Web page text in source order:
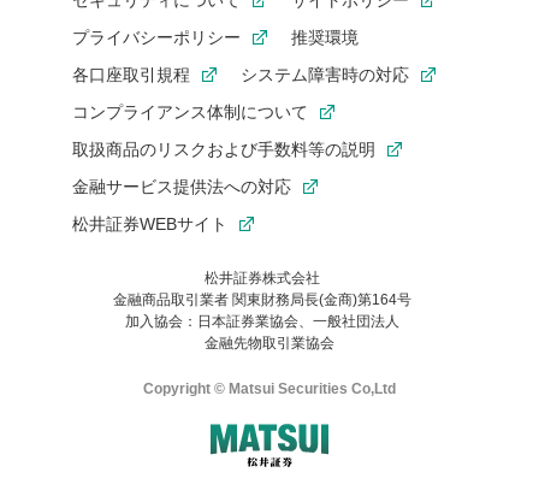
プライバシーポリシー
推奨環境
各口座取引規程
システム障害時の対応
コンプライアンス体制について
取扱商品のリスクおよび手数料等の説明
金融サービス提供法への対応
松井証券WEBサイト
松井証券株式会社
金融商品取引業者 関東財務局長(金商)第164号
加入協会：日本証券業協会、一般社団法人
金融先物取引業協会
Copyright © Matsui Securities Co,Ltd
お気に入り機能は松井証券の会員限定の機能です。
お気に入り登録いただくと、後からいつでもお気に入りのコンテ
ンツを一覧でご確認いただけます。
ご利用いただくには口座開設が必要です。
はご利用の端末で一度ログインしてください。